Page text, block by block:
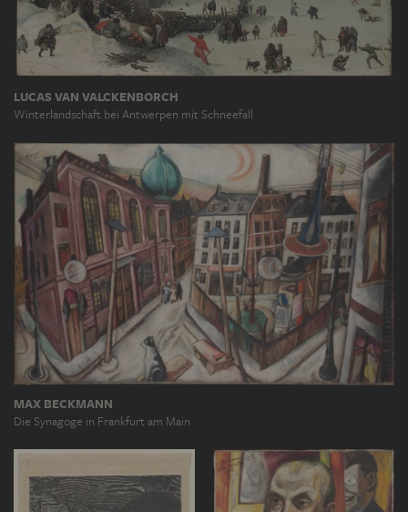
LUCAS VAN VALCKENBORCH
Winterlandschaft bei Antwerpen mit Schneefall
MAX BECKMANN
Die Synagoge in Frankfurt am Main